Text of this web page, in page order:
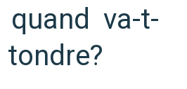
quand va-t-